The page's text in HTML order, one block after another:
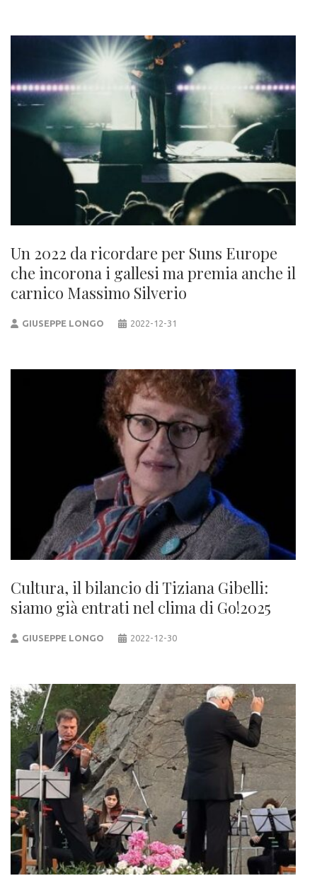
Un 2022 da ricordare per Suns Europe
che incorona i gallesi ma premia anche il
carnico Massimo Silverio
GIUSEPPE LONGO 2022-12-31
Cultura, il bilancio di Tiziana Gibelli:
siamo già entrati nel clima di Go!2025
GIUSEPPE LONGO 2022-12-30